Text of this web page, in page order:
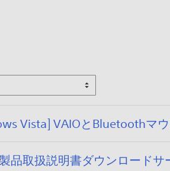
/
1
2
/
6
Vista] VAIOとBluetoothマ
品取扱説明書ダウンロード